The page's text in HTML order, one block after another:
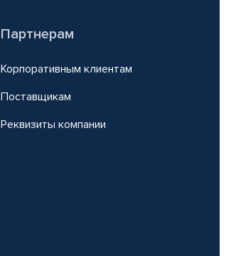
Партнерам
Корпоративным клиентам
Поставщикам
Реквизиты компании